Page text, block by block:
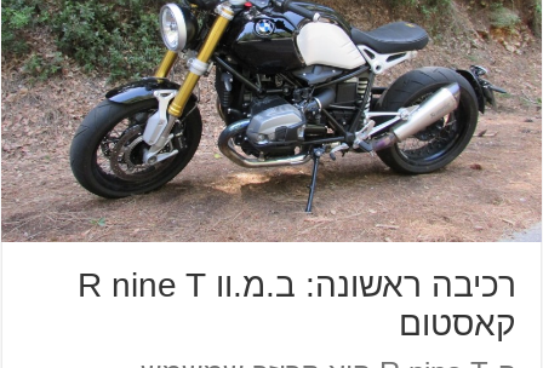
רכיבה ראשונה: ב.מ.וו R nine T
קאסטום